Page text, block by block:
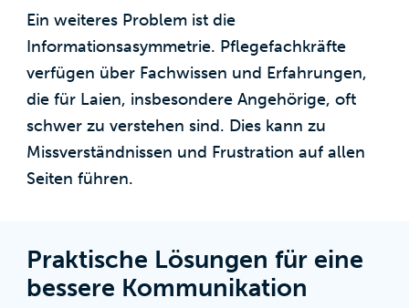
Ein weiteres Problem ist die
Informationsasymmetrie. Pflegefachkräfte
verfügen über Fachwissen und Erfahrungen,
die für Laien, insbesondere Angehörige, oft
schwer zu verstehen sind. Dies kann zu
Missverständnissen und Frustration auf allen
Seiten führen.
Praktische Lösungen für eine
bessere Kommunikation